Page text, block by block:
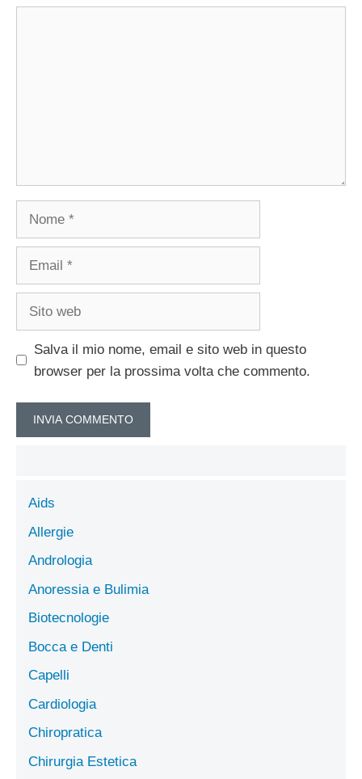
Nome
Email
Sito
Salva il mio nome, email e sito web in questo
browser per la prossima volta che commento.
Aids
Allergie
Andrologia
Anoressia e Bulimia
Biotecnologie
Bocca e Denti
Capelli
Cardiologia
Chiropratica
Chirurgia Estetica